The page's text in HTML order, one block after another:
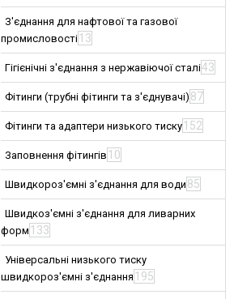
З'єднання для нафтової та газової
промисловості 13
Гігієнічні з'єднання з нержавіючої сталі43
Фітинги (трубні фітинги та з'єднувачі) 87
Фітинги та адаптери низького тиску 152
Заповнення фітингів 10
Швидкороз'ємні з'єднання для води 85
Швидкоз'ємні з'єднання для ливарних
форм 133
Універсальні низького тиску
швидкороз'ємні з'єднання 195